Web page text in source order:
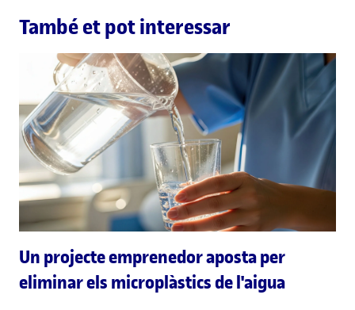
També et pot interessar
Un projecte emprenedor aposta per
eliminar els microplàstics de l'aigua